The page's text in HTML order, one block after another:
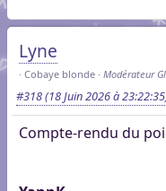
Lyne
Cobaye blonde Modérateur
#318(18 Juin 2026 à
Compte-rendu du